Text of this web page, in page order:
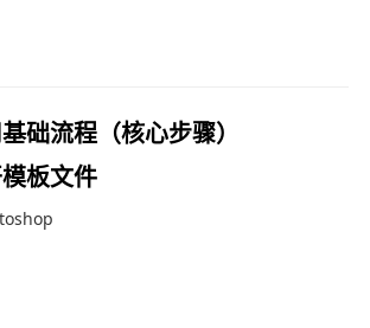
础流程（核心步骤）
板文件